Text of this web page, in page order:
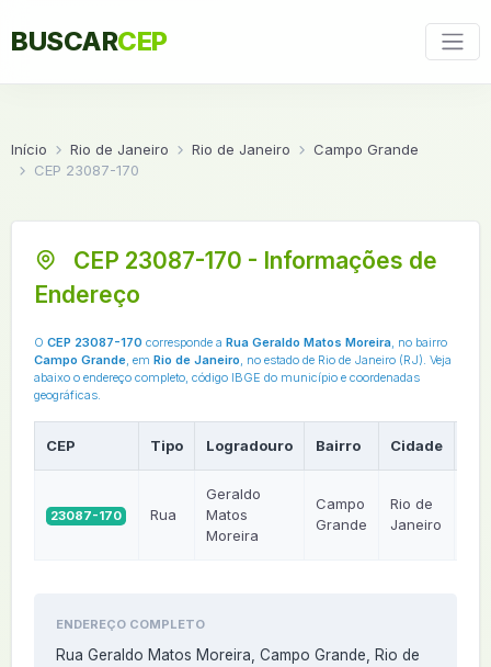
BUSCARCEP
Início Rio de Janeiro Rio de Janeiro
Campo Grande
CEP 23087-170
CEP 23087-170 - Informações de
Endereço
O CEP 23087-170 corresponde a Rua Geraldo Matos Moreira, no bairro
Campo Grande, em Rio de Janeiro, no estado de Rio de Janeiro (RJ). Veja
abaixo o endereço completo, código IBGE do município e coordenadas
geográficas.
CEP Tipo Logradouro Bairro Cidade
23087-170 Rua
Geraldo
Matos
Moreira
Campo
Grande
Rio de
Janeiro
ENDEREÇO COMPLETO
Rua Geraldo Matos Moreira, Campo Grande, Rio de